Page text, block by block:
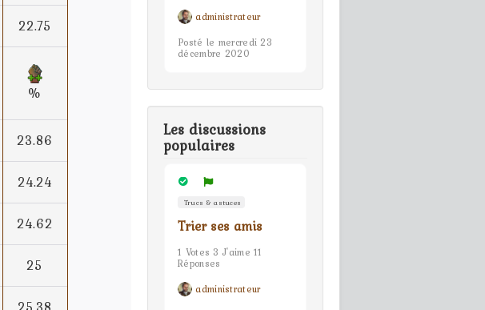
22.75
%
23.86
24.24
24.62
25
administrateur
Posté le mercredi 23
décembre 2020
Les discussions
populaires
Trucs & astuces
Trier ses amis
1 Votes 3 J'aime 11
Réponses
administrateur